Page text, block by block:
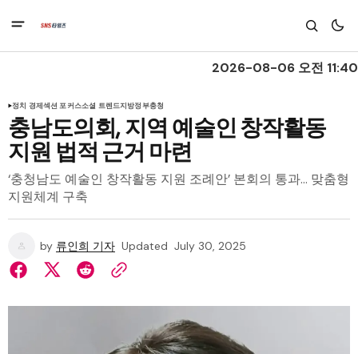
2026-08-06 오전 11:40
정치 경제섹션 포커스소셜 트렌드지방정부충청
충남도의회, 지역 예술인 창작활동
지원 법적 근거 마련
‘충청남도 예술인 창작활동 지원 조례안’ 본회의 통과… 맞춤형
지원체계 구축
by 류인희 기자 Updated July 30, 2025